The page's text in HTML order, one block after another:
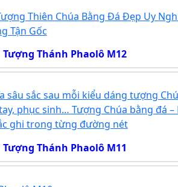
Tượng Thánh Phaolô M12
Tượng Thánh Phaolô M11